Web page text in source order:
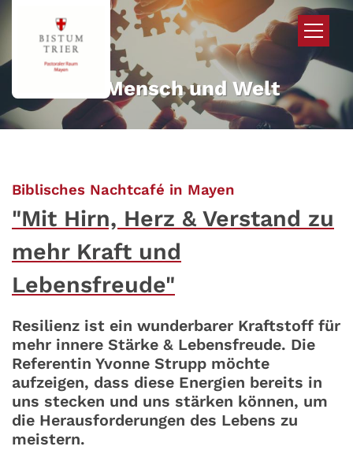
Zum Inhalt springen
Mehr für Mensch und Welt
Biblisches Nachtcafé in Mayen
"Mit Hirn, Herz & Verstand zu
mehr Kraft und
Lebensfreude"
Resilienz ist ein wunderbarer Kraftstoff für
mehr innere Stärke & Lebensfreude. Die
Referentin Yvonne Strupp möchte
aufzeigen, dass diese Energien bereits in
uns stecken und uns stärken können, um
die Herausforderungen des Lebens zu
meistern.